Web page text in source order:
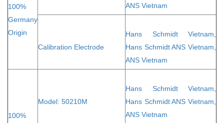
100%
Germany
Origin
ANS Vietnam
Calibration Electrode
Hans Schmidt Vietnam,
Hans Schmidt ANS Vietnam,
ANS Vietnam
100%
Model: 50210M
Hans Schmidt Vietnam,
Hans Schmidt ANS Vietnam,
ANS Vietnam